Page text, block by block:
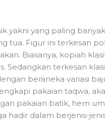
yakni yang paling
tua. Figur ini terkesan
Biasanya, kopiah
Sedangkan terkesan
beraneka variasi
pakaian taqwa,
pakaian batik, hem
hadir dalam berjenis-